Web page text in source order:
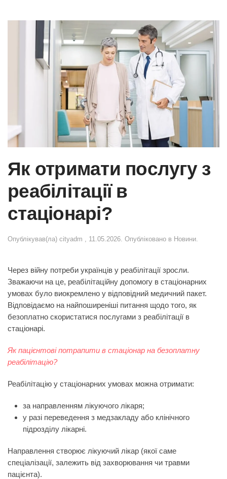
Skip to main content
Як отримати послугу з
реабілітації в
стаціонарі?
Опублікував(ла) cityadm 11.05.2026 . Опубліковано в Новини
Через війну потреби українців у реабілітації зросли.
Зважаючи на це, реабілітаційну допомогу в стаціонарних
умовах було виокремлено у відповідний медичний пакет.
Відповідаємо на найпоширеніші питання щодо того, як
безоплатно скористатися послугами з реабілітації в
стаціонарі.
Як пацієнтові потрапити в стаціонар на безоплатну
реабілітацію?
Реабілітацію у стаціонарних умовах можна отримати:
за направленням лікуючого лікаря;
у разі переведення з медзакладу або клінічного
підрозділу лікарні.
Направлення створює лікуючий лікар (якої саме
спеціалізації, залежить від захворювання чи травми
пацієнта).